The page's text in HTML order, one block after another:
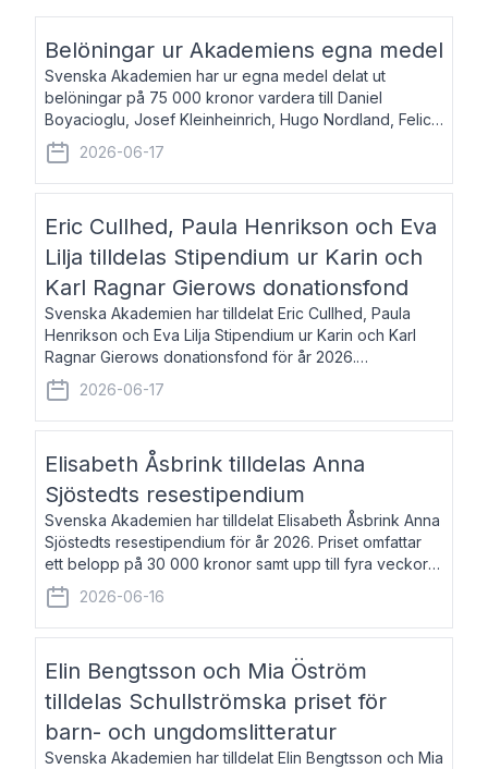
Belöningar ur Akademiens egna medel
Svenska Akademien har ur egna medel delat ut
belöningar på 75 000 kronor vardera till Daniel
Boyacioglu, Josef Kleinheinrich, Hugo Nordland, Felicia
Stenroth och Svante Strandberg. Daniel Boyacioglu,
född 1981, är poet och scenartist. Josef
2026-06-17
Eric Cullhed, Paula Henrikson och Eva
Lilja tilldelas Stipendium ur Karin och
Karl Ragnar Gierows donationsfond
Svenska Akademien har tilldelat Eric Cullhed, Paula
Henrikson och Eva Lilja Stipendium ur Karin och Karl
Ragnar Gierows donationsfond för år 2026.
Stipendiebeloppet är på 70 000 kronor vardera. Eric
Cullhed, född 1985, är professor i grekis
2026-06-17
Elisabeth Åsbrink tilldelas Anna
Sjöstedts resestipendium
Svenska Akademien har tilldelat Elisabeth Åsbrink Anna
Sjöstedts resestipendium för år 2026. Priset omfattar
ett belopp på 30 000 kronor samt upp till fyra veckors
fri vistelse i Akademiens lägenhet i Berlin. Elisabeth
Åsbrink, född 1965 oc
2026-06-16
Elin Bengtsson och Mia Öström
tilldelas Schullströmska priset för
barn- och ungdomslitteratur
Svenska Akademien har tilldelat Elin Bengtsson och Mia